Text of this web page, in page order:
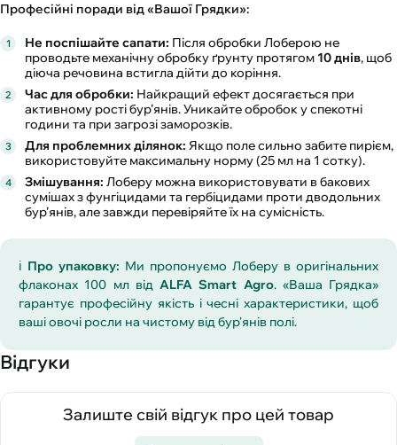
Професійні поради від «Вашої Грядки»:
Не поспішайте сапати: Після обробки Лоберою не
проводьте механічну обробку ґрунту протягом 10 днів, щоб
діюча речовина встигла дійти до коріння.
Час для обробки: Найкращий ефект досягається при
активному рості бур’янів. Уникайте обробок у спекотні
години та при загрозі заморозків.
Для проблемних ділянок: Якщо поле сильно забите пирієм,
використовуйте максимальну норму (25 мл на 1 сотку).
Змішування: Лоберу можна використовувати в бакових
сумішах з фунгіцидами та гербіцидами проти дводольних
бур’янів, але завжди перевіряйте їх на сумісність.
ℹ️ Про упаковку: Ми пропонуємо Лоберу в оригінальних
флаконах 100 мл від ALFA Smart Agro. «Ваша Грядка»
гарантує професійну якість і чесні характеристики, щоб
ваші овочі росли на чистому від бур'янів полі.
Відгуки
Залиште свій відгук про цей товар